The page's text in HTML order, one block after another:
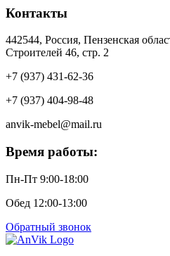
Контакты
442544, Россия, Пензенская
Строителей 46, стр. 2
+7 (937) 431-62-36
+7 (937) 404-98-48
anvik-mebel@mail.ru
Время работы:
Пн-Пт 9:00-18:00
Обед 12:00-13:00
Обратный звонок